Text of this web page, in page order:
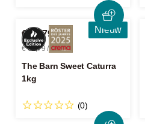
Nieuw
€ 62,79
€ 62,79 / 1kg
The Barn Sweet Caturra
1kg
(0)